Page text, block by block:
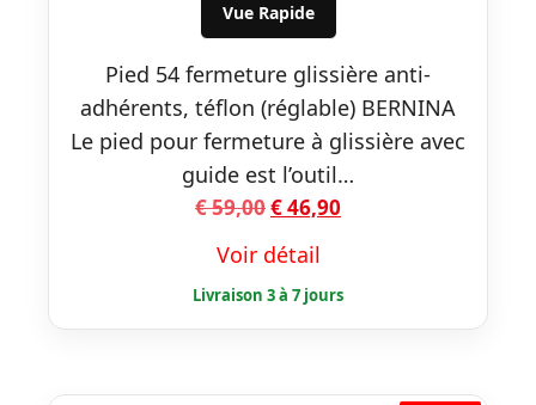
Vue Rapide
Pied 54 fermeture glissière anti-
adhérents, téflon (réglable) BERNINA
Le pied pour fermeture à glissière avec
guide est l’outil…
€59,00Le
initial
était :
€ 59,00.
€46,90
est :
€ 46,90.
Voir détail